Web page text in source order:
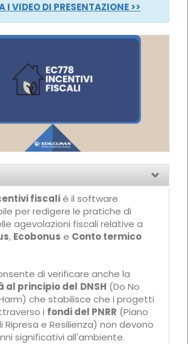
I VIDEO DI PRESENTAZIONE >>
fiscaliè il software
per redigere le pratiche di
agevolazioni fiscali relative a
, Ecobonus e Conto termico
di verificare anche la
al principio del DNSH (Do No
che stabilisce che i progetti
i fondi del PNRR (Piano
Ripresa e Resilienza) non devono
significativi all'ambiente.